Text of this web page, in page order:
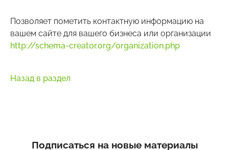
Позволяет пометить контактную информацию на
вашем сайте для вашего бизнеса или организации
http://schema-creator.org/organization.php
Назад в раздел
Подписаться на новые материалы